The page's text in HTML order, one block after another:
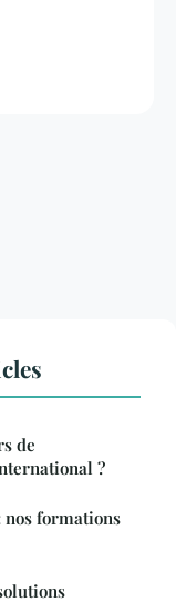
de
?
formations